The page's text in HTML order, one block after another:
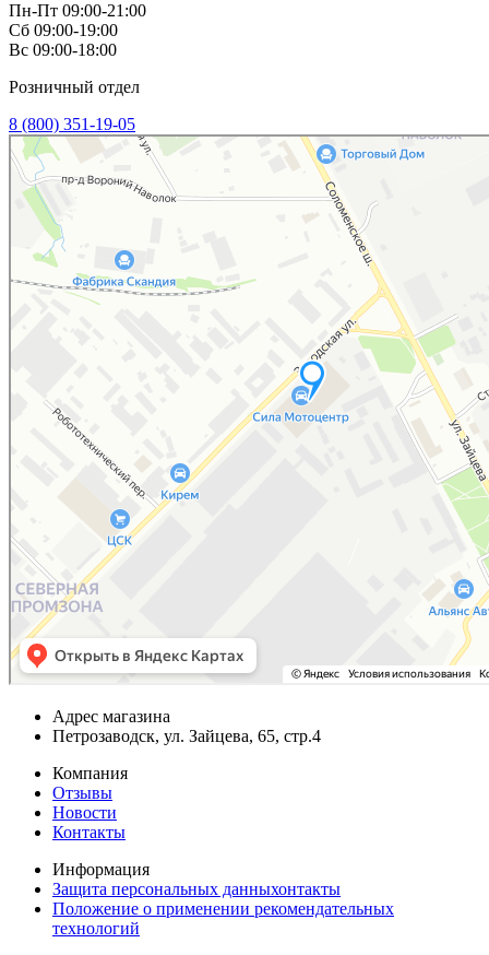
Пн-Пт 09:00-21:00
Сб 09:00-19:00
Вс 09:00-18:00
Розничный отдел
8 (800) 351-19-05
Адрес магазина
Петрозаводск, ул. Зайцева, 65, стр.4
Компания
Отзывы
Новости
Контакты
Информация
Защита персональных данныхонтакты
Положение о применении рекомендательных
технологий